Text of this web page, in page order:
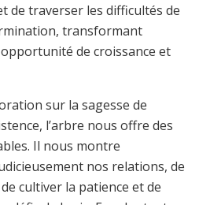
de traverser les difficultés de
transformant
de croissance et
sur la sagesse de
l’arbre nous offre des
Il nous montre
nos relations, de
cultiver la patience et de